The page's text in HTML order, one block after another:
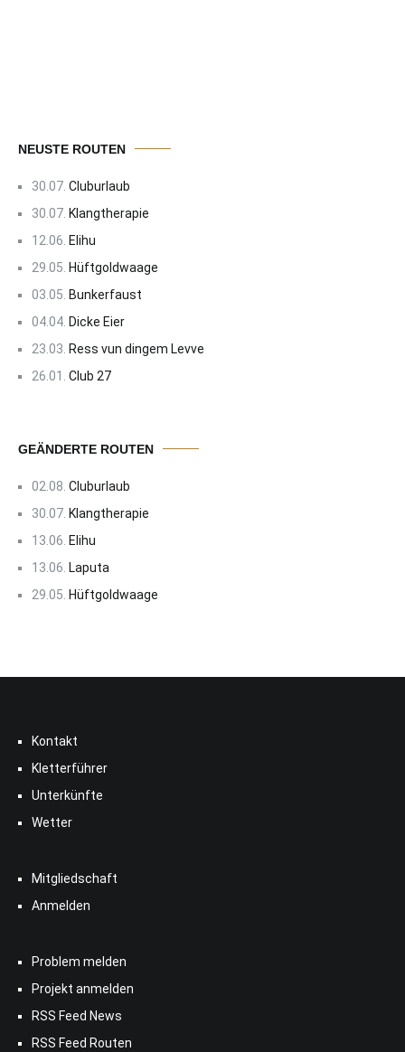
NEUSTE ROUTEN
30.07. Cluburlaub
30.07. Klangtherapie
12.06. Elihu
29.05. Hüftgoldwaage
03.05. Bunkerfaust
04.04. Dicke Eier
23.03. Ress vun dingem Levve
26.01. Club 27
GEÄNDERTE ROUTEN
02.08. Cluburlaub
30.07. Klangtherapie
13.06. Elihu
13.06. Laputa
29.05. Hüftgoldwaage
Kontakt
Kletterführer
Unterkünfte
Wetter
Mitgliedschaft
Anmelden
Problem melden
Projekt anmelden
RSS Feed News
RSS Feed Routen